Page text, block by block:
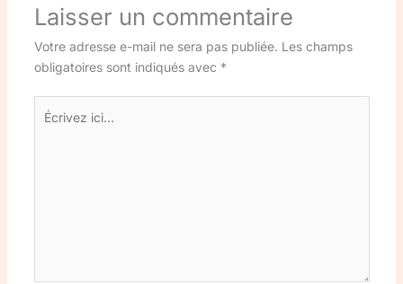
Laisser un commentaire
Votre adresse e-mail ne sera pas publiée. Les champs
obligatoires sont indiqués avec *
Écrivez
ici…